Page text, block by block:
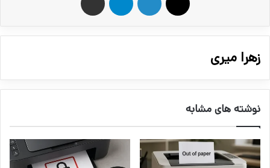
زهرا میری
نوشته های مشابه